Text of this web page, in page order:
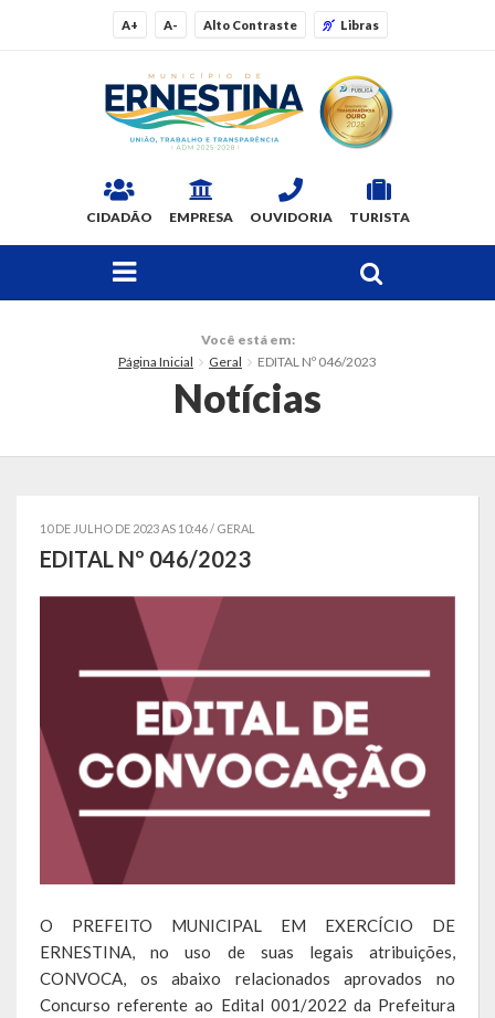
A+ A- Alto Contraste Libras
CIDADÃO EMPRESA OUVIDORIA TURISTA
Símbolos
Telefones Úteis
Secretarias
Estrutura organizacional
Administração
Assistência Social
Educação, Cultura, Desporto e Turismo
Escola Municipal de Educação Infantil Dr. Orlando Rojas
Escola Municipal De Ensino Fundamental Educarte
Você está em:
Página Inicial
Geral EDITAL Nº 046/2023
Notícias
10 DE JULHO DE 2023 AS 10:46 / GERAL
EDITAL Nº 046/2023
O PREFEITO MUNICIPAL EM EXERCÍCIO DE
ERNESTINA, no uso de suas legais atribuições,
CONVOCA, os abaixo relacionados aprovados no
Concurso referente ao Edital 001/2022 da Prefeitura